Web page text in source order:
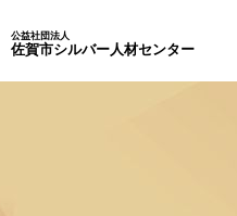
公益社団法人
佐賀市シルバー人材センター